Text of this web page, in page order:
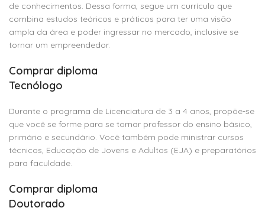
de conhecimentos. Dessa forma, segue um currículo que
combina estudos teóricos e práticos para ter uma visão
ampla da área e poder ingressar no mercado, inclusive se
tornar um empreendedor.
Comprar diploma
Tecnólogo
Durante o programa de Licenciatura de 3 a 4 anos, propõe-se
que você se forme para se tornar professor do ensino básico,
primário e secundário. Você também pode ministrar cursos
técnicos, Educação de Jovens e Adultos (EJA) e preparatórios
para faculdade.
Comprar diploma
Doutorado